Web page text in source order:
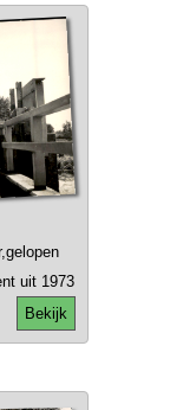
uit 1973
Bekijk